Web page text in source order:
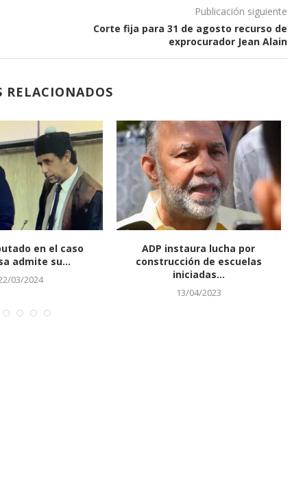
Publicación siguiente
Corte fija para 31 de agosto recurso de
exprocurador Jean Alain
RELACIONADOS
suspende visas a los
haitianos
02/11/2021
Médicos bloquean otra ARS
11/01/2023